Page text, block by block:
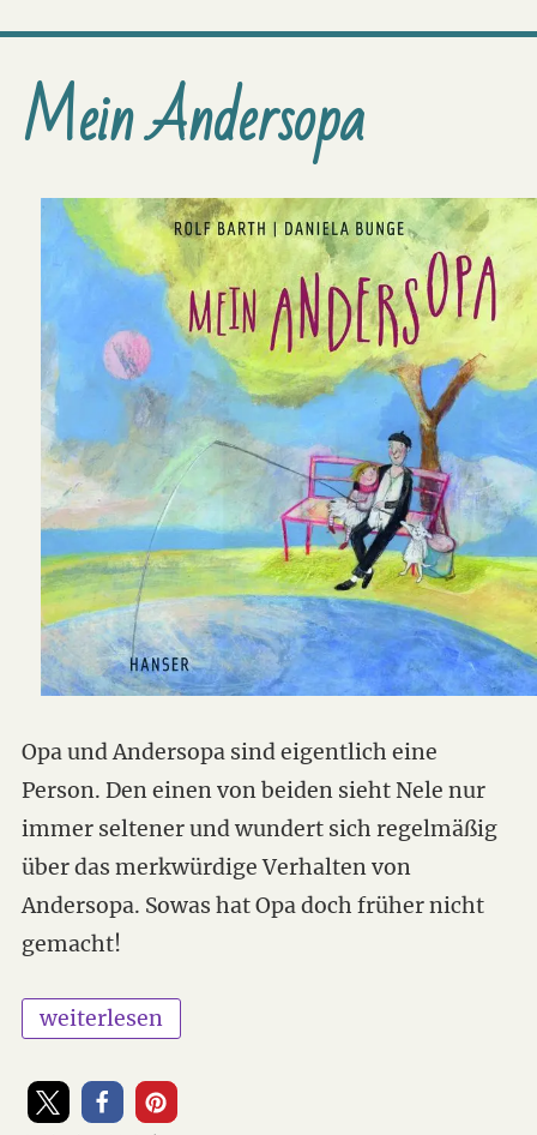
und
erklären
Mein Andersopa
Opa und Andersopa sind eigentlich eine
Person. Den einen von beiden sieht Nele nur
immer seltener und wundert sich regelmäßig
über das merkwürdige Verhalten von
Andersopa. Sowas hat Opa doch früher nicht
gemacht!
„Mein Andersopa“
weiterlesen